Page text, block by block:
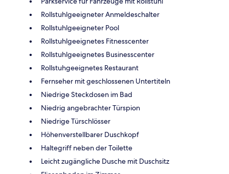
Rollstuhlgeeigneter Anmeldeschalter
Rollstuhlgeeigneter Pool
Rollstuhlgeeignetes Fitnesscenter
Rollstuhlgeeignetes Businesscenter
Rollstuhgeeignetes Restaurant
Fernseher mit geschlossenen Untertiteln
Niedrige Steckdosen im Bad
Niedrig angebrachter Türspion
Niedrige Türschlösser
Höhenverstellbarer Duschkopf
Haltegriff neben der Toilette
Leicht zugängliche Dusche mit Duschsitz